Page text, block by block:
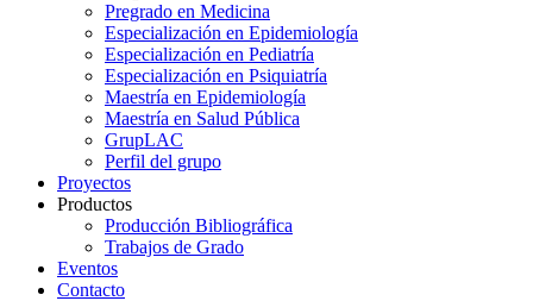
Pregrado en Medicina
Especialización en Epidemiología
Especialización en Pediatría
Especialización en Psiquiatría
Maestría en Epidemiología
Maestría en Salud Pública
GrupLAC
Perfil del grupo
Proyectos
Productos
Producción Bibliográfica
Trabajos de Grado
Eventos
Contacto